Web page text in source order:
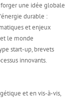
une idée globale
durable :
et enjeux
le monde
start-up, brevets
innovants.
et en vis-à-vis,